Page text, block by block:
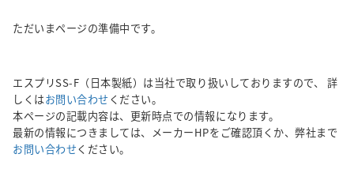
ただいまページの準備中です。
エスプリSS-F（日本製紙）は当社で取り扱いしておりますので、 詳
しくはお問い合わせ ください。
本ページの記載内容は、更新時点での情報になります。
最新の情報につきましては、メーカーHPをご確認頂くか、弊社まで
お問い合わせください。